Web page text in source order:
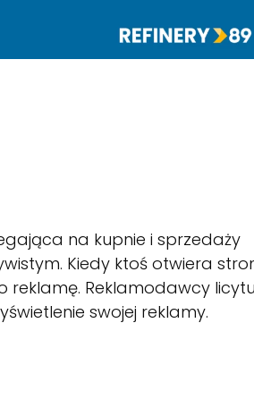
na kupnie i sprzedaży
Kiedy ktoś otwiera
reklamę. Reklamodawcy
swojej reklamy.